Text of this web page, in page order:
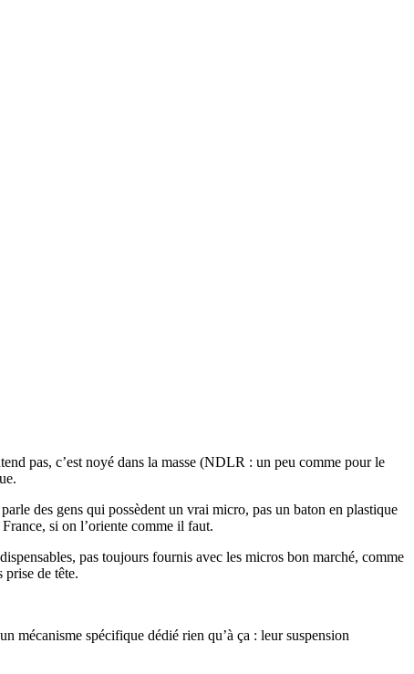
pas, c’est noyé dans la masse (NDLR : un peu comme pour le
des gens qui possèdent un vrai micro, pas un baton en plastique
si on l’oriente comme il faut.
pas toujours fournis avec les micros bon marché, comme
prise de tête.
mécanisme spécifique dédié rien qu’à ça : leur suspension